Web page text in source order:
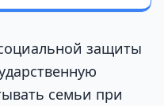
защиты
семьи при